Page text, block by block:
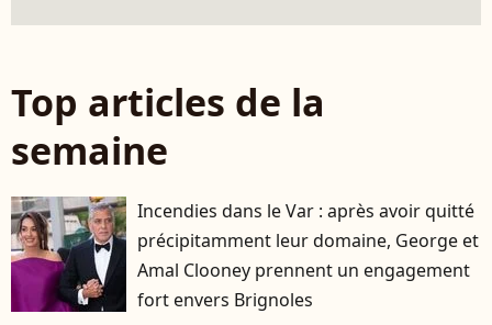
Top articles de la
semaine
Incendies dans le Var : après avoir quitté
précipitamment leur domaine, George et
Amal Clooney prennent un engagement
fort envers Brignoles